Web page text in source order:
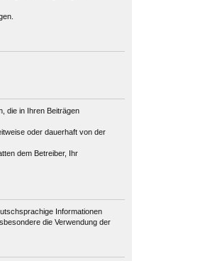
die in Ihren Beiträgen
oder dauerhaft von der
dem Betreiber, Ihr
Informationen
die Verwendung der